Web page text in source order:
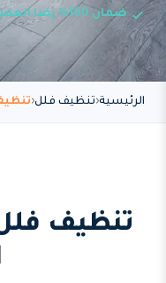
ضمان 100% رضا العميل
الرئيسية تنظيف فلل
تنظيف